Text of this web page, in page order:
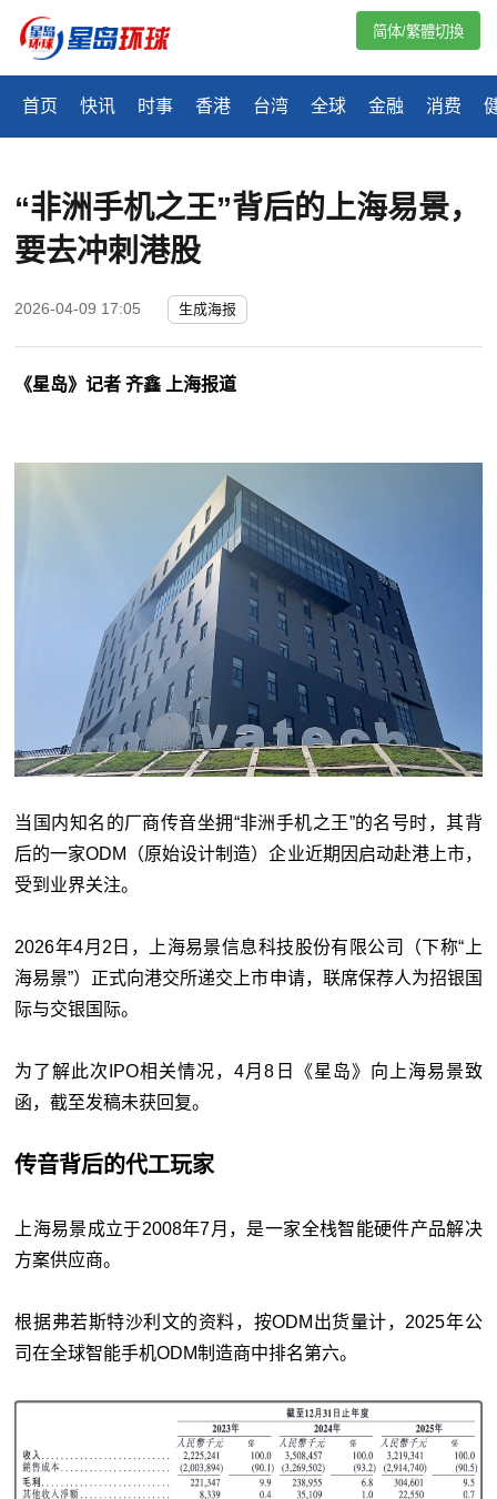
首页 快讯 时事 香港 台湾 全球 金融 消费
简体/繁體切換
“非洲手机之王”背后的上海易景，
要去冲刺港股
2026-04-09 17:05 生成海报
《星岛》记者 齐鑫 上海报道
当国内知名的厂商传音坐拥“非洲手机之王”的名号时，其背
后的一家ODM（原始设计制造）企业近期因启动赴港上市，
受到业界关注。
2026年4月2日，上海易景信息科技股份有限公司（下称“上
海易景”）正式向港交所递交上市申请，联席保荐人为招银国
际与交银国际。
为了解此次IPO相关情况，4月8日《星岛》向上海易景致
函，截至发稿未获回复。
传音背后的代工玩家
上海易景成立于2008年7月，是一家全栈智能硬件产品解决
方案供应商。
根据弗若斯特沙利文的资料，按ODM出货量计，2025年公
司在全球智能手机ODM制造商中排名第六。